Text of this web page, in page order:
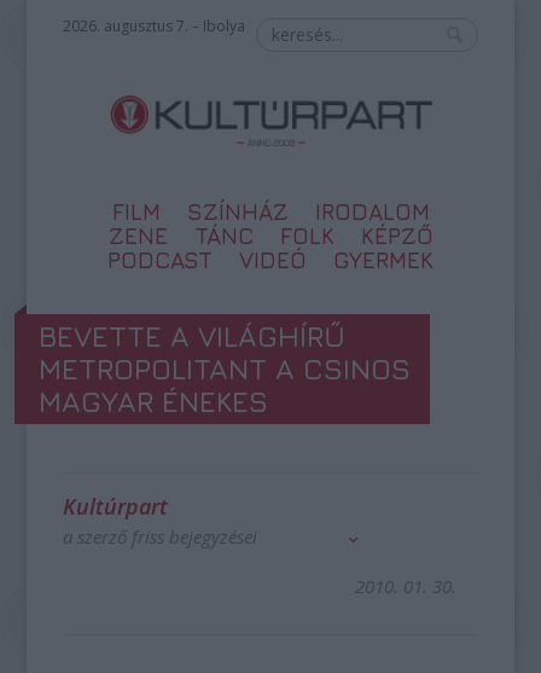
2026. augusztus 7. – Ibolya
FILM SZÍNHÁZ
IRODALOM
ZENE
TÁNC FOLK
KÉPZŐ
PODCAST
VIDEÓ GYERMEK
BEVETTE A VILÁGHÍRŰ
METROPOLITANT A CSINOS
MAGYAR ÉNEKES
Kultúrpart
a szerző friss bejegyzései
2010. 01. 30.